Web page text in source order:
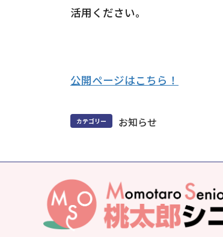
活用ください。
公開ページはこちら！
カテゴリー お知らせ